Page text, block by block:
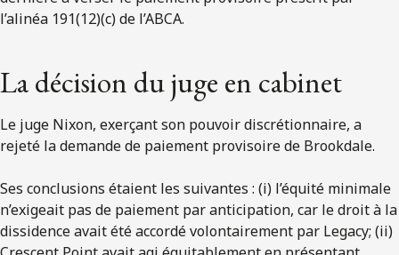
l’alinéa 191(12)(c) de l’ABCA.
La décision du juge en cabinet
Le juge Nixon, exerçant son pouvoir discrétionnaire, a
rejeté la demande de paiement provisoire de Brookdale.
Ses conclusions étaient les suivantes : (i) l’équité minimale
n’exigeait pas de paiement par anticipation, car le droit à la
dissidence avait été accordé volontairement par Legacy; (ii)